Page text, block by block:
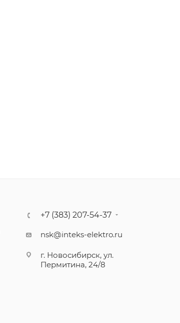
+7 (383) 207-54-37
nsk@inteks-elektro.ru
г. Новосибирск, ул.
Пермитина, 24/8